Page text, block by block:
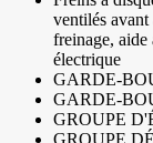
ventilés avant
freinage, aide
électrique
GARDE-
GARDE-
GROUPE